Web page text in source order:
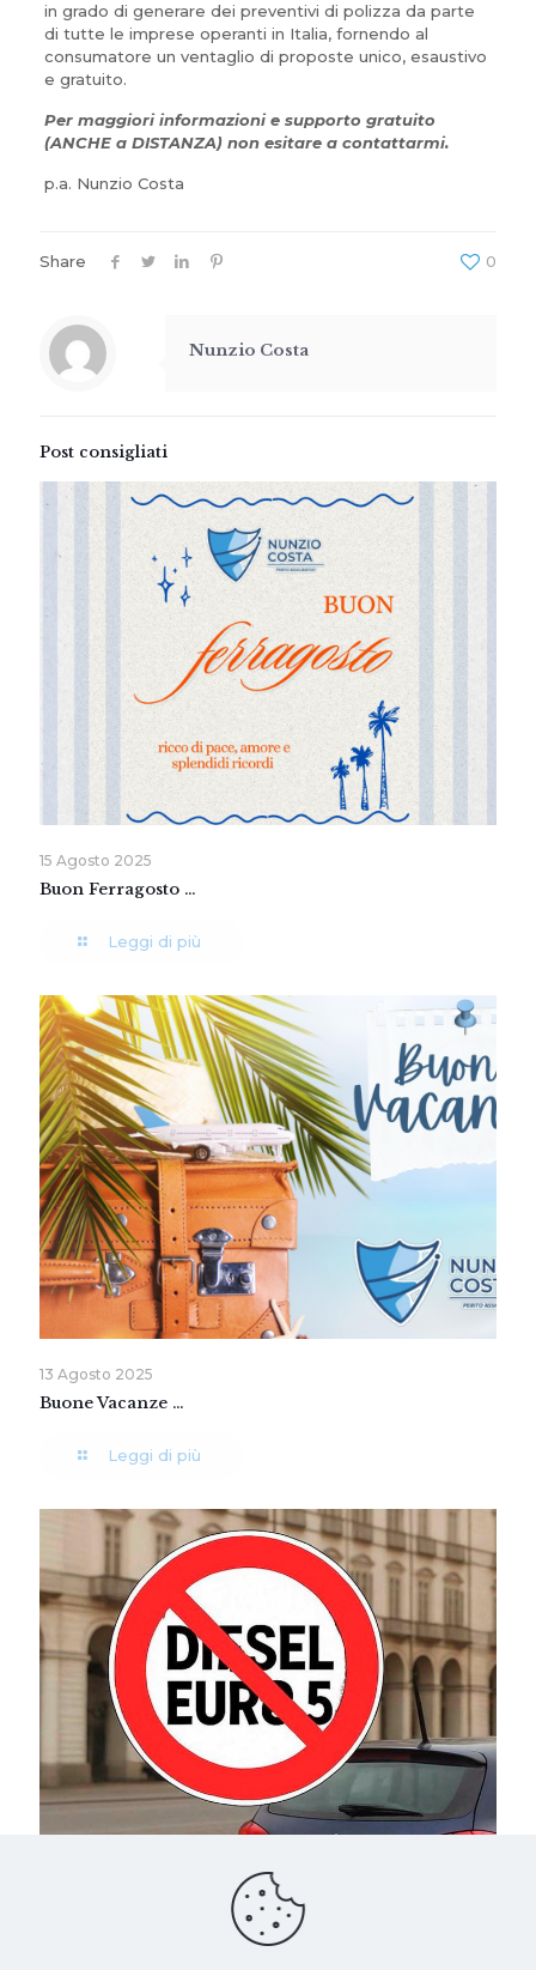
in grado di generare dei preventivi di polizza da parte
di tutte le imprese operanti in Italia, fornendo al
consumatore un ventaglio di proposte unico, esaustivo
e gratuito.
Per maggiori informazioni e supporto gratuito
(ANCHE a DISTANZA) non esitare a contattarmi.
p.a. Nunzio Costa
Share 0
Nunzio Costa
Post consigliati
15 Agosto 2025
Buon Ferragosto …
Leggi di più
13 Agosto 2025
Buone Vacanze …
Leggi di più
Diesel Euro 5: da ottobre lo stop alla circolazione in
quattro regioni. Le auto interessate e cosa fare